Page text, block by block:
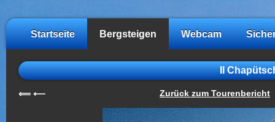
Startseite Bergsteigen Webcam
Il
⟸ ⟵ Zurück zum Tourenbericht